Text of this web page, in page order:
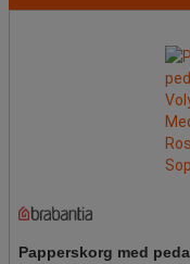
Papperskorg med